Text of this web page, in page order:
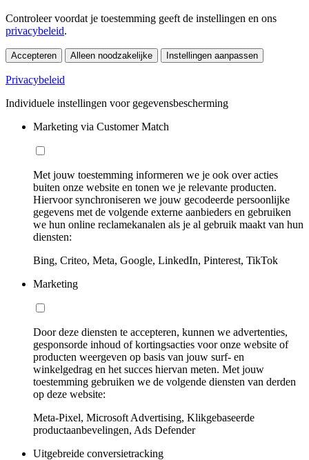
Controleer voordat je toestemming geeft de instellingen en ons
privacybeleid.
Accepteren Alleen noodzakelijke Instellingen aanpassen
Privacybeleid
Individuele instellingen voor gegevensbescherming
Marketing via Customer Match
Met jouw toestemming informeren we je ook over acties
buiten onze website en tonen we je relevante producten.
Hiervoor synchroniseren we jouw gecodeerde persoonlijke
gegevens met de volgende externe aanbieders en gebruiken
we hun online reclamekanalen als je al gebruik maakt van hun
diensten:
Bing, Criteo, Meta, Google, LinkedIn, Pinterest, TikTok
Marketing
Door deze diensten te accepteren, kunnen we advertenties,
gesponsorde inhoud of kortingsacties voor onze website of
producten weergeven op basis van jouw surf- en
winkelgedrag en het succes hiervan meten. Met jouw
toestemming gebruiken we de volgende diensten van derden
op deze website:
Meta-Pixel, Microsoft Advertising, Klikgebaseerde
productaanbevelingen, Ads Defender
Uitgebreide conversietracking